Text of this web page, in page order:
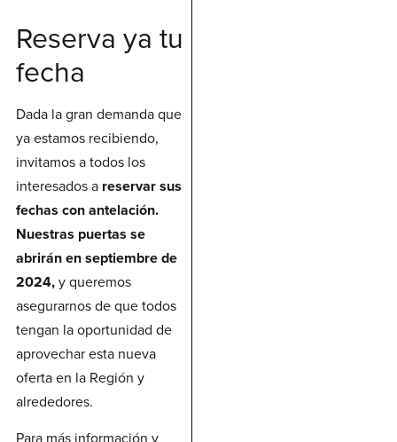
Reserva ya tu
fecha
Dada la gran demanda que
ya estamos recibiendo,
invitamos a todos los
interesados a reservar sus
fechas con antelación.
Nuestras puertas se
abrirán en septiembre de
2024,y queremos
asegurarnos de que todos
tengan la oportunidad de
aprovechar esta nueva
oferta en la Región y
alrededores.
Para más información y